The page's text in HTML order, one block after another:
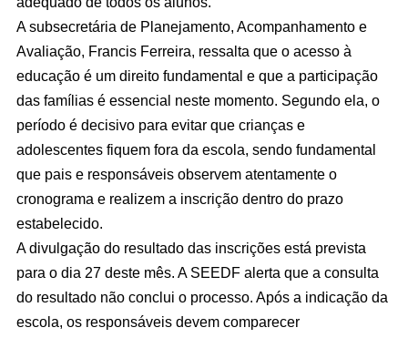
A subsecretária de Planejamento, Acompanhamento e
Avaliação, Francis Ferreira, ressalta que o acesso à
educação é um direito fundamental e que a participação
das famílias é essencial neste momento. Segundo ela, o
período é decisivo para evitar que crianças e
adolescentes fiquem fora da escola, sendo fundamental
que pais e responsáveis observem atentamente o
cronograma e realizem a inscrição dentro do prazo
estabelecido.
A divulgação do resultado das inscrições está prevista
para o dia 27 deste mês. A SEEDF alerta que a consulta
do resultado não conclui o processo. Após a indicação da
escola, os responsáveis devem comparecer